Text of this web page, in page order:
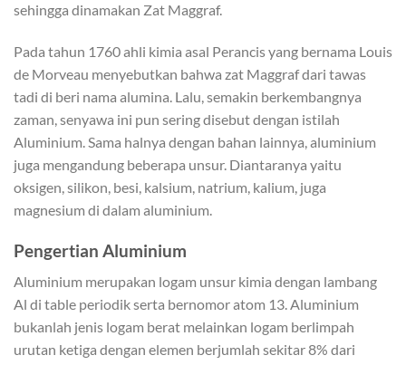
sehingga dinamakan Zat Maggraf.
Pada tahun 1760 ahli kimia asal Perancis yang bernama Louis
de Morveau menyebutkan bahwa zat Maggraf dari tawas
tadi di beri nama alumina. Lalu, semakin berkembangnya
zaman, senyawa ini pun sering disebut dengan istilah
Aluminium. Sama halnya dengan bahan lainnya, aluminium
juga mengandung beberapa unsur. Diantaranya yaitu
oksigen, silikon, besi, kalsium, natrium, kalium, juga
magnesium di dalam aluminium.
Pengertian Aluminium
Aluminium merupakan logam unsur kimia dengan lambang
Al di table periodik serta bernomor atom 13. Aluminium
bukanlah jenis logam berat melainkan logam berlimpah
urutan ketiga dengan elemen berjumlah sekitar 8% dari